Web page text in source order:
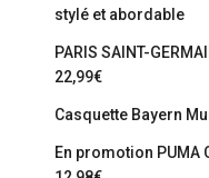
stylé et abordable
PARIS SAINT-
22,99€
Casquette Bayern
En promotion PUMA